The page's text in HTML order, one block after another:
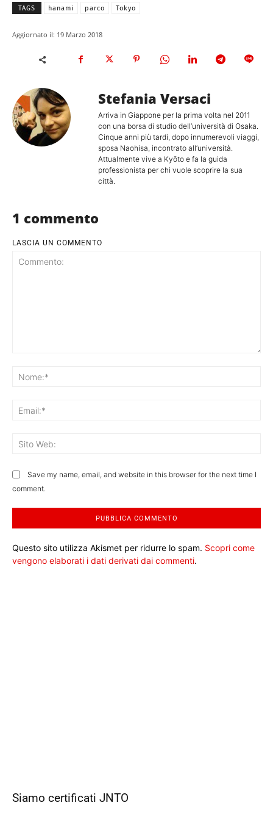
TAGS hanami parco Tokyo
Aggiornato il: 19 Marzo 2018
Stefania Versaci
Arriva in Giappone per la prima volta nel 2011
con una borsa di studio dell’università di Osaka.
Cinque anni più tardi, dopo innumerevoli viaggi,
sposa Naohisa, incontrato all’università.
Attualmente vive a Kyōto e fa la guida
professionista per chi vuole scoprire la sua
città.
1 commento
LASCIA UN COMMENTO
Save my name, email, and website in this browser for the next time I
comment.
Questo sito utilizza Akismet per ridurre lo spam. Scopri come
vengono elaborati i dati derivati dai commenti.
Siamo certificati JNTO